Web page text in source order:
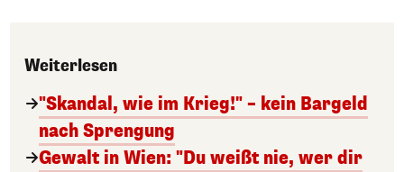
Weiterlesen
"Skandal, wie im Krieg!" – kein Bargeld
nach Sprengung
Gewalt in Wien: "Du weißt nie, wer dir